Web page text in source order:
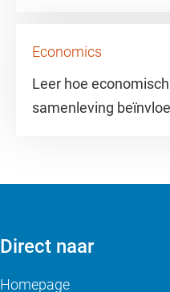
Economics
Leer hoe
samenleving
Direct naar
Homepage